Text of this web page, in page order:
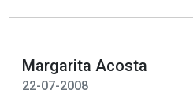
Margarita Acosta
22-07-2008